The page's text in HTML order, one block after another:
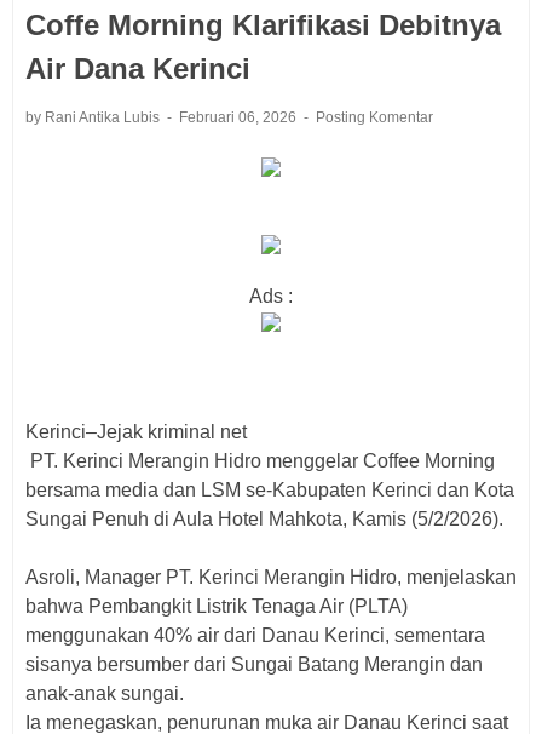
Coffe Morning Klarifikasi Debitnya
Air Dana Kerinci
by Rani Antika Lubis Februari 06, 2026 Posting Komentar
Ads :
Kerinci–Jejak kriminal net
PT. Kerinci Merangin Hidro menggelar Coffee Morning
bersama media dan LSM se-Kabupaten Kerinci dan Kota
Sungai Penuh di Aula Hotel Mahkota, Kamis (5/2/2026).
Asroli, Manager PT. Kerinci Merangin Hidro, menjelaskan
bahwa Pembangkit Listrik Tenaga Air (PLTA)
menggunakan 40% air dari Danau Kerinci, sementara
sisanya bersumber dari Sungai Batang Merangin dan
anak-anak sungai.
Ia menegaskan, penurunan muka air Danau Kerinci saat